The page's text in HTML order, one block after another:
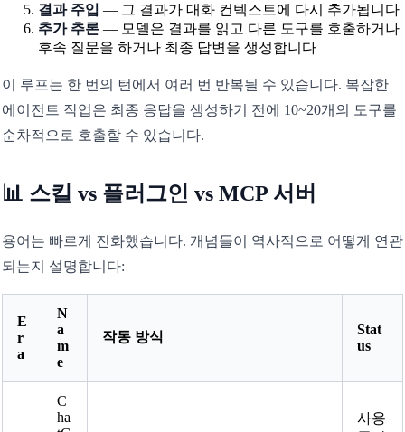
결과 주입 — 그 결과가 대화 컨텍스트에 다시 추가됩니다
추가 추론— 모델은 결과를 읽고 다른 도구를 호출하거나
후속 질문을 하거나 최종 답변을 생성합니다
이 루프는 한 번의 턴에서 여러 번 반복될 수 있습니다. 복잡한
에이전트 작업은 최종 응답을 생성하기 전에 10~20개의 도구를
순차적으로 호출할 수 있습니다.
📊 스킬 vs 플러그인 vs MCP 서버
용어는 빠르게 진화했습니다. 개념들이 역사적으로 어떻게 연관
되는지 설명합니다:
E
r
a
N
a
m
e
작동 방식
Stat
us
C
ha
사용